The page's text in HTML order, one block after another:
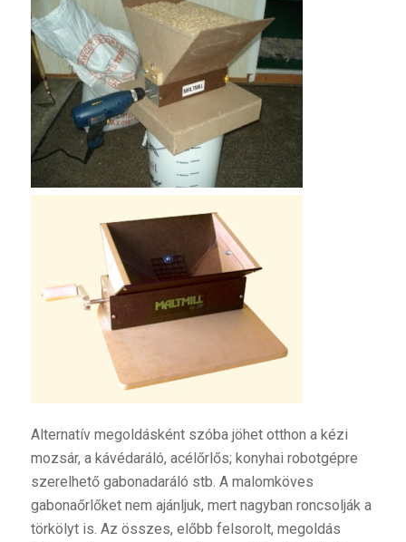
Alternatív megoldásként szóba jöhet otthon a kézi
mozsár, a kávédaráló, acélőrlős; konyhai robotgépre
szerelhető gabonadaráló stb. A malomköves
gabonaőrlőket nem ajánljuk, mert nagyban roncsolják a
törkölyt is. Az összes, előbb felsorolt, megoldás